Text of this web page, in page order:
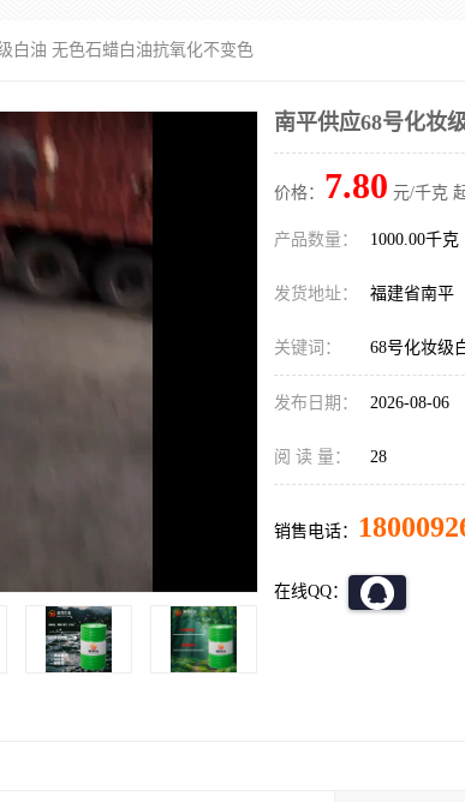
白油 无色石蜡白油抗氧化不变色
南平供应68号化妆
价格： 7.80 元/千克
产品数量： 1000.00千克
发货地址： 福建省南平
关键词： 68号化妆级
发布日期： 2026-08-06
阅 读 量： 28
销售电话：
在线QQ：